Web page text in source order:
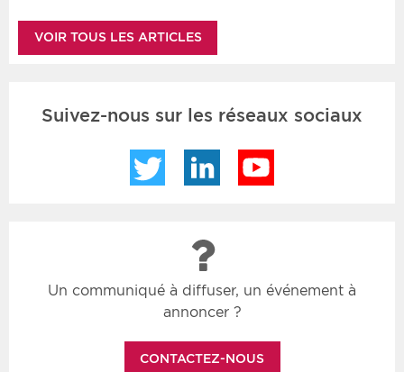
VOIR TOUS LES ARTICLES
Suivez-nous sur les réseaux sociaux
Twitter LinkedIn
Un communiqué à diffuser, un événement à
annoncer ?
CONTACTEZ-NOUS